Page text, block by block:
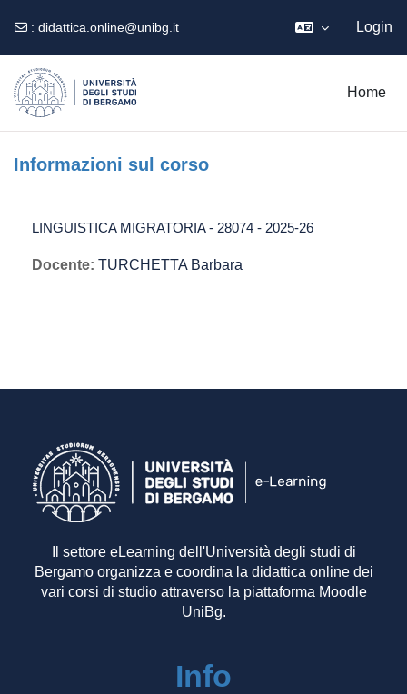
: didattica.online@unibg.it Login
Home
Informazioni sul corso
LINGUISTICA MIGRATORIA - 28074 - 2025-26
Docente: TURCHETTA Barbara
Il settore eLearning dell'Università degli studi di
Bergamo organizza e coordina la didattica online dei
vari corsi di studio attraverso la piattaforma Moodle
UniBg.
Info